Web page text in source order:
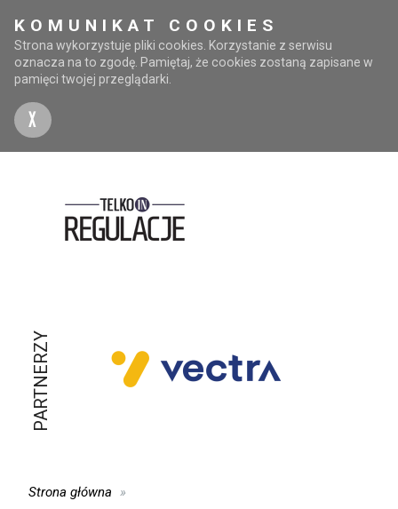
KOMUNIKAT COOKIES
Strona wykorzystuje pliki cookies. Korzystanie z serwisu
oznacza na to zgodę. Pamiętaj, że cookies zostaną zapisane w
pamięci twojej przeglądarki.
X
PARTNERZY
Strona główna